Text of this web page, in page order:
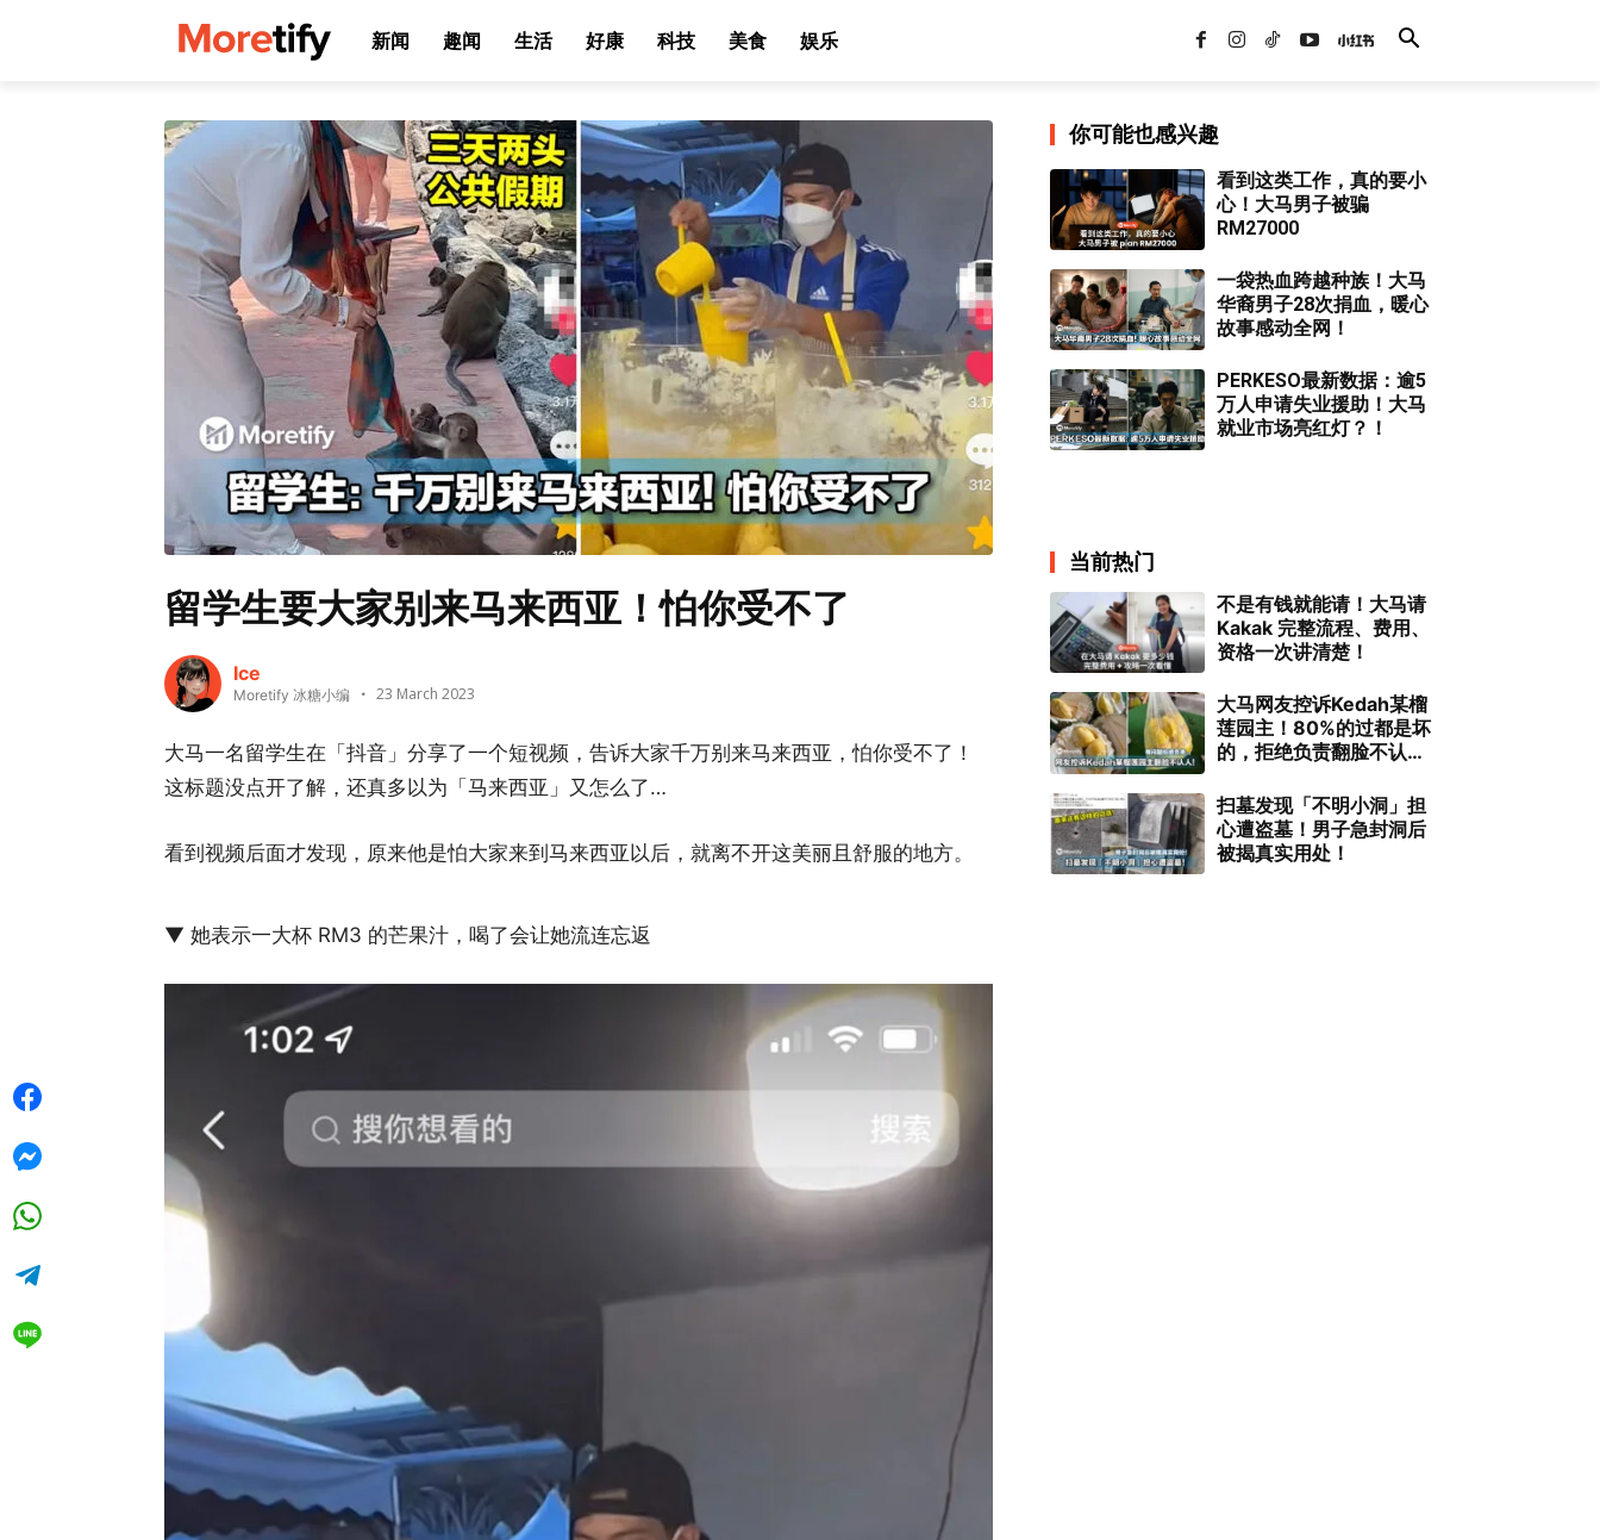
新闻 趣闻 生活 好康 科技 美食 娱乐
留学生要大家别来马来西亚！怕你受不了
Ice
Moretify 冰糖小编 23 March 2023
大马一名留学生在「抖音」分享了一个短视频，告诉大家千万别来马来西亚，怕你受不了！
这标题没点开了解，还真多以为「马来西亚」又怎么了…
看到视频后面才发现，原来他是怕大家来到马来西亚以后，就离不开这美丽且舒服的地方。
▼ 她表示一大杯 RM3 的芒果汁，喝了会让她流连忘返
你可能也感兴趣
看到这类工作，真的要小
心！大马男子被骗
RM27000
一袋热血跨越种族！大马
华裔男子28次捐血，暖心
故事感动全网！
PERKESO最新数据：逾5
万人申请失业援助！大马
就业市场亮红灯？！
当前热门
不是有钱就能请！大马请
Kakak 完整流程、费用、
资格一次讲清楚！
大马网友控诉Kedah某榴
莲园主！80%的过都是坏
的，拒绝负责翻脸不认
扫墓发现「不明小洞」担
心遭盗墓！男子急封洞后
被揭真实用处！